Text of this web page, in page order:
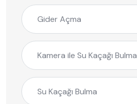
Gider Açma
Kamera ile Su Kaçağı Bulma
Su Kaçağı Bulma